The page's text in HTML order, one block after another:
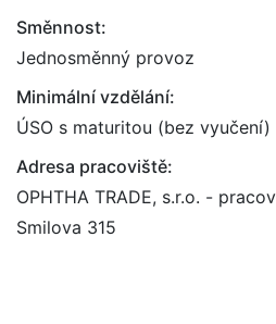
Směnnost:
Jednosměnný provoz
Minimální vzdělání:
ÚSO s maturitou (bez vyučení)
Adresa pracoviště:
OPHTHA TRADE, s.r.o. -
Smilova 315